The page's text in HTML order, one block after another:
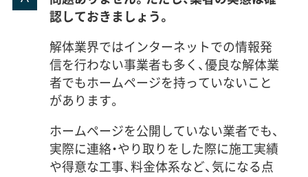
認しておきましょう。
解体業界ではインターネットでの情報発
信を行わない事業者も多く、優良な解体業
者でもホームページを持っていないこと
があります。
ホームページを公開していない業者でも、
実際に連絡・やり取りをした際に施工実績
や得意な工事、料金体系など、気になる点